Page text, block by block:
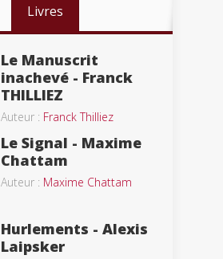
Livres
Le Manuscrit
inachevé - Franck
THILLIEZ
Auteur : Franck Thilliez
Le Signal - Maxime
Chattam
Auteur : Maxime Chattam
Hurlements - Alexis
Laipsker